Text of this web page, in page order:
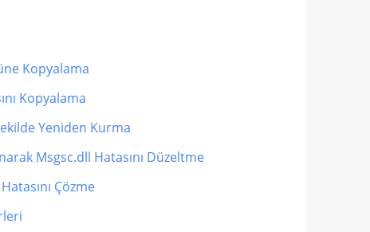
Kopyalama
Kopyalama
Yeniden Kurma
Msgsc.dll Hatasını Düzeltme
Çözme